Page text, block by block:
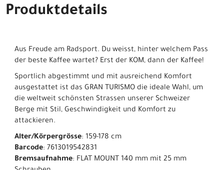
Produktdetails
Aus Freude am Radsport. Du weisst, hinter welchem Pass
der beste Kaffee wartet? Erst der KOM, dann der Kaffee!
Sportlich abgestimmt und mit ausreichend Komfort
ausgestattet ist das GRAN TURISMO die ideale Wahl, um
die weltweit schönsten Strassen unserer Schweizer
Berge mit Stil, Geschwindigkeit und Komfort zu
attackieren.
Alter/Körpergrösse: 159-178 cm
Barcode: 7613019542831
Bremsaufnahme: FLAT MOUNT 140 mm mit 25 mm